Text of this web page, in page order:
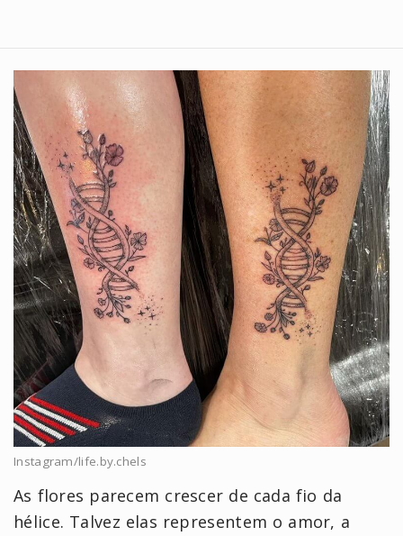
Instagram/life.by.chels
As flores parecem crescer de cada fio da
hélice. Talvez elas representem o amor, a